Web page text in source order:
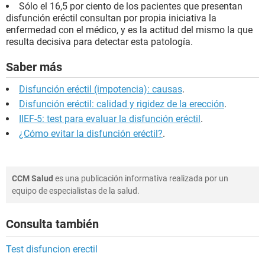
Sólo el 16,5 por ciento de los pacientes que presentan
disfunción eréctil consultan por propia iniciativa la
enfermedad con el médico, y es la actitud del mismo la que
resulta decisiva para detectar esta patología.
Saber más
Disfunción eréctil (impotencia): causas.
Disfunción eréctil: calidad y rigidez de la erección.
IIEF-5: test para evaluar la disfunción eréctil .
¿Cómo evitar la disfunción eréctil?.
CCM Salud es una publicación informativa realizada por un
equipo de especialistas de la salud.
Consulta también
Test disfuncion erectil